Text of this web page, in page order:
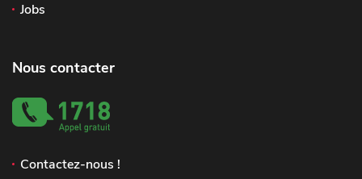
Jobs
Nous contacter
Contactez-nous !